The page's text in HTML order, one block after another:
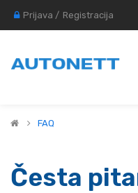
Prijava / Registracija
FAQ
Česta